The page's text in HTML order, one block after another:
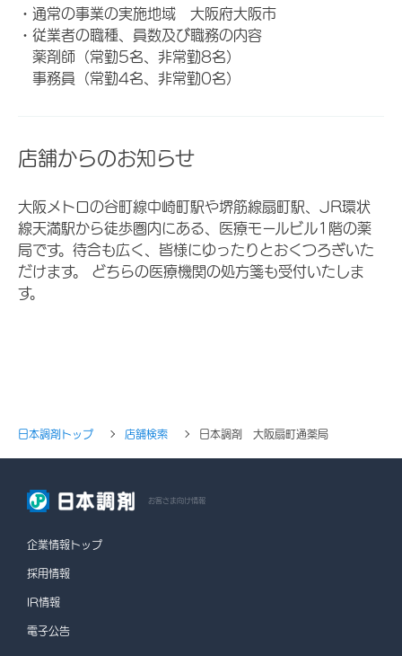
・通常の事業の実施地域 大阪府大阪市
・従業者の職種、員数及び職務の内容
薬剤師（常勤5名、非常勤8名）
事務員（常勤4名、非常勤0名）
店舗からのお知らせ
大阪メトロの谷町線中崎町駅や堺筋線扇町駅、JR環状
線天満駅から徒歩圏内にある、医療モールビル1階の薬
局です。待合も広く、皆様にゆったりとおくつろぎいた
だけます。 どちらの医療機関の処方箋も受付いたしま
す。
日本調剤トップ 店舗検索 日本調剤 大阪扇町通薬局
お客さま向け情報
企業情報トップ
採用情報
IR情報
電子公告